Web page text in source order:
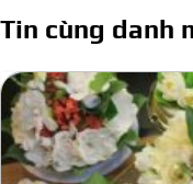
viết
Tin cùng danh